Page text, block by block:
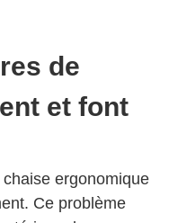
de
et font
ergonomique
Ce problème